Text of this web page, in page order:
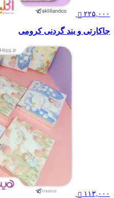
۲۲۵,۰۰۰
جاکارتی و بند گردنی کرومی
۱۱۳,۰۰۰